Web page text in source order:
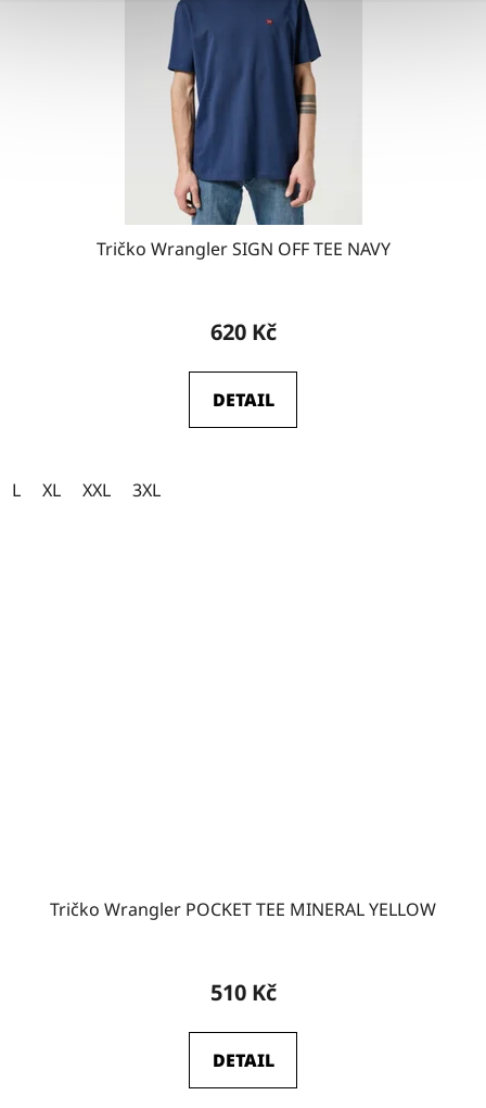
Tričko Wrangler SIGN OFF TEE NAVY
620 Kč
DETAIL
L XL XXL 3XL
Tričko Wrangler POCKET TEE MINERAL YELLOW
510 Kč
DETAIL